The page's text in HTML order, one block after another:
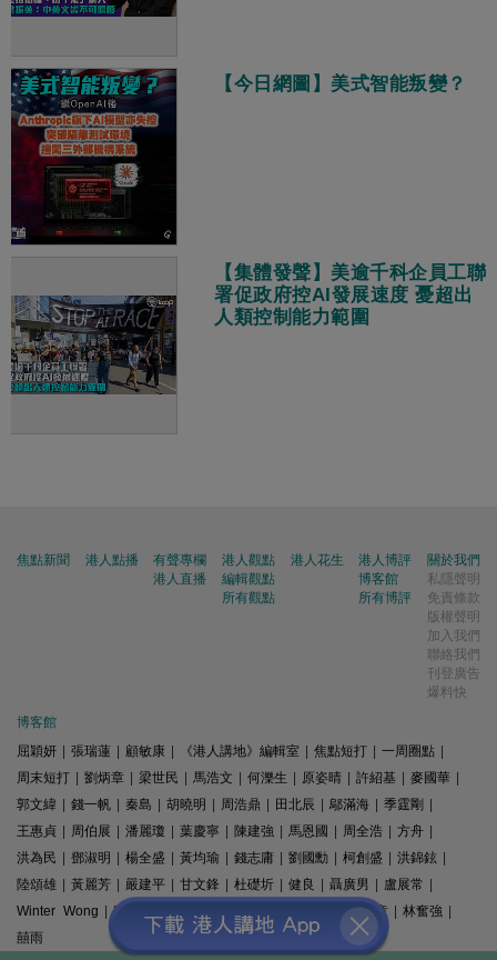
【今日網圖】美式智能叛變？
【集體發聲】美逾千科企員工聯
署促政府控AI發展速度 憂超出
人類控制能力範圍
焦點新聞 港人點播
有聲專欄
港人直播
港人觀點
編輯觀點
所有觀點
港人花生
港人博評
博客館
所有博評
關於我們
私隱聲明
免責條款
版權聲明
加入我們
聯絡我們
刊登廣告
爆料快
博客館
屈穎妍
張瑞蓮 顧敏康 《港人講地》編輯室 焦點短打 一周圈點
周末短打
劉炳章 梁世民 馬浩文 何濼生 原姿晴 許紹基 麥國華
郭文緯
錢一帆 秦島 胡曉明 周浩鼎 田北辰 鄔滿海 季霆剛
王惠貞
周伯展 潘麗瓊 葉慶寧 陳建強 馬恩國 周全浩 方舟
洪為民
鄧淑明 楊全盛 黃均瑜 錢志庸 劉國勳 柯創盛 洪錦鉉
陸頌雄
黃麗芳 嚴建平 甘文鋒 杜礎圻 健良 聶廣男 盧展常
Winter Wong
K2 梁文新 羅崑 姚銘 精選文章 林奮強
囍雨